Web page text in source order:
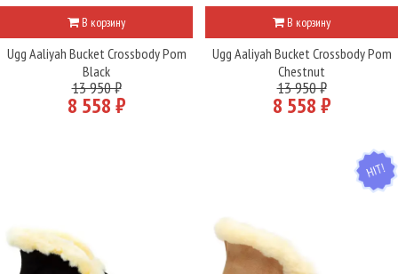
В корзину
Ugg Aaliyah Bucket Crossbody Pom
Black
13 950 ₽
8 558 ₽
В корзину
Ugg Aaliyah Bucket Crossbody Pom
Chestnut
13 950 ₽
8 558 ₽
HIT